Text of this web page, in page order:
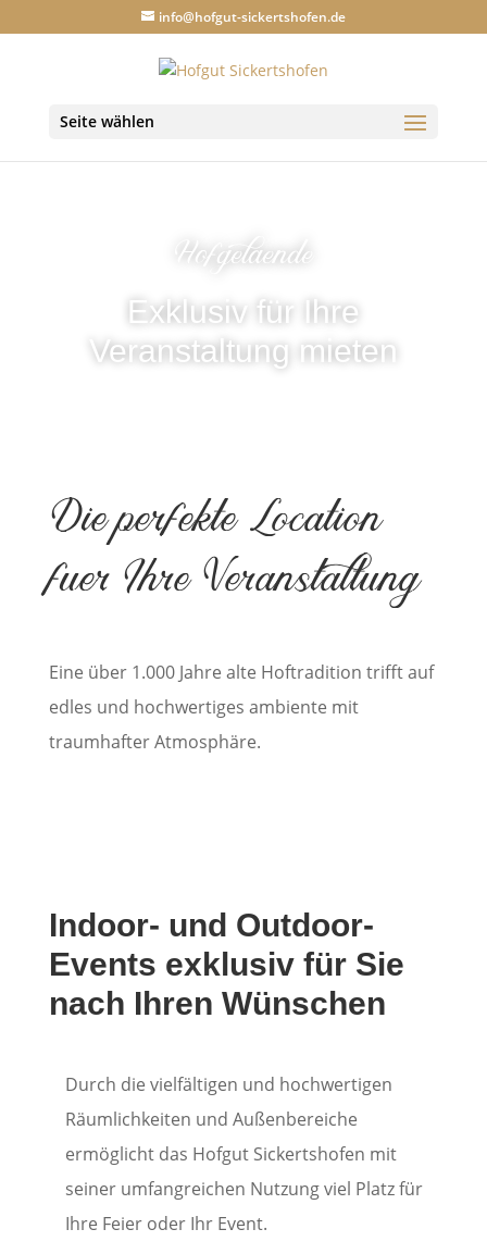
info@hofgut-sickertshofen.de
Seite wählen
Hofgelaende
Exklusiv für Ihre
Veranstaltung mieten
Die perfekte Location
fuer Ihre Veranstaltung
Eine über 1.000 Jahre alte Hoftradition trifft auf
edles und hochwertiges ambiente mit
traumhafter Atmosphäre.
Indoor- und Outdoor-
Events exklusiv für Sie
nach Ihren Wünschen
Durch die vielfältigen und hochwertigen
Räumlichkeiten und Außenbereiche
ermöglicht das Hofgut Sickertshofen mit
seiner umfangreichen Nutzung viel Platz für
Ihre Feier oder Ihr Event.